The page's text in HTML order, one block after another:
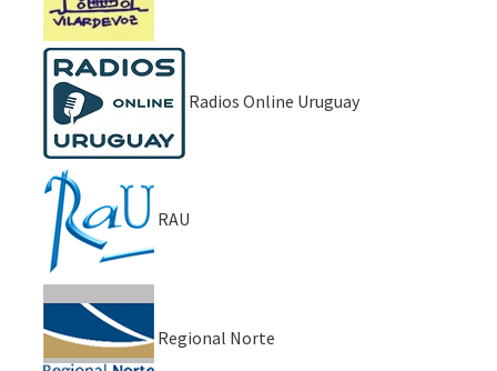
Radios Online Uruguay
RAU
Regional Norte